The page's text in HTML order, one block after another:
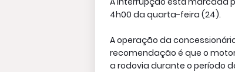
4h00 da quarta-feira (24).
A operação da
recomendação é que o
a rodovia durante o período